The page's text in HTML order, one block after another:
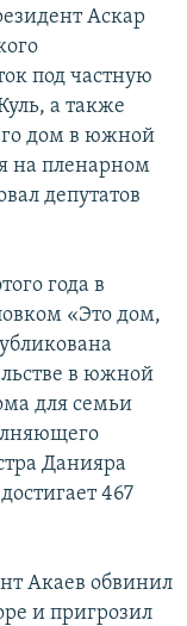
Аскар
под частную
а также
дом в южной
на пленарном
депутатов
года в
«Это дом,
в южной
для семьи
Данияра
467
Акаев обвинил
и пригрозил